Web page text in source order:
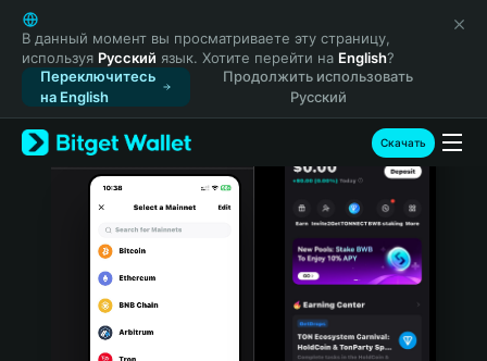
English
日本語
Tiếng Việt
Русский
Español (Latinoamérica)
Türkçe
Italiano
Português (Portugal)
Bahasa Indonesia
В данный момент вы просматриваете эту страницу,
используя Русский язык. Хотите перейти на English?
Переключитесь
на English
Продолжить использовать
Русский
Скачать